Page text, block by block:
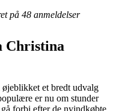
på 48 anmeldelser
Christina
et bredt udvalg
er nu om stunder
forbi efter de nyindkøbte